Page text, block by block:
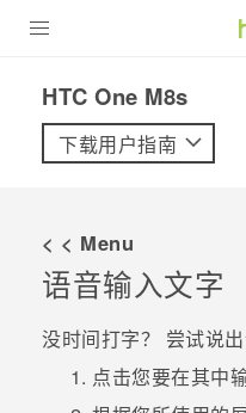
VIVE
支持帮助
在线客服
HTC One M8s‎
下载用户指南
< < Menu
语音输入文字
没时间打字？ 尝试说出
点击您要在其中